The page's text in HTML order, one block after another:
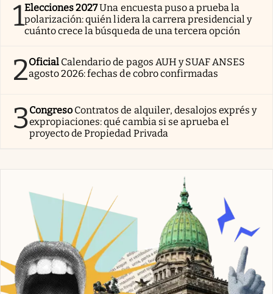
1Elecciones 2027Una encuesta puso a prueba la
polarización: quién lidera la carrera presidencial y
cuánto crece la búsqueda de una tercera opción
2Oficial Calendario de pagos AUH y SUAF ANSES
agosto 2026: fechas de cobro confirmadas
3Congreso Contratos de alquiler, desalojos exprés y
expropiaciones: qué cambia si se aprueba el
proyecto de Propiedad Privada